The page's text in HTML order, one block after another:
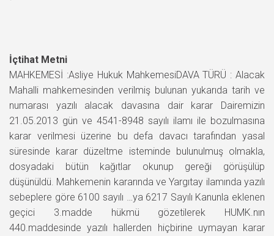
İçtihat Metni
MAHKEMESİ :Asliye Hukuk MahkemesiDAVA TÜRÜ : Alacak
Mahalli mahkemesinden verilmiş bulunan yukarıda tarih ve
numarası yazılı alacak davasına dair karar Dairemizin
21.05.2013 gün ve 4541-8948 sayılı ilamı ile bozulmasına
karar verilmesi üzerine bu defa davacı tarafından yasal
süresinde karar düzeltme isteminde bulunulmuş olmakla,
dosyadaki bütün kağıtlar okunup gereği görüşülüp
düşünüldü. Mahkemenin kararında ve Yargıtay ilamında yazılı
sebeplere göre 6100 sayılı …ya 6217 Sayılı Kanunla eklenen
geçici 3.madde hükmü gözetilerek HUMK.nın
440.maddesinde yazılı hallerden hiçbirine uymayan karar